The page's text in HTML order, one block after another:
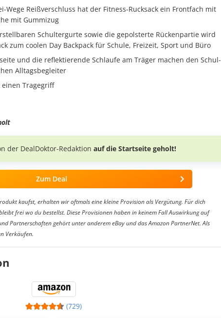
Wege Reißverschluss hat der Fitness-Rucksack ein Frontfach mit
mit Gummizug
Schultergurte sowie die gepolsterte Rückenpartie wird
zum coolen Day Backpack für Schule, Freizeit, Sport und Büro
und die reflektierende Schlaufe am Träger machen den Schul-
Alltagsbegleiter
einen Tragegriff
der DealDoktor-Redaktion auf die Startseite geholt!
Zum Deal
kaufst, erhalten wir oftmals eine kleine Provision als Vergütung. Für dich
frei wo du bestellst. Diese Provisionen haben in keinem Fall Auswirkung auf
Partnerschaften gehört unter anderem eBay und das Amazon PartnerNet. Als
Verkäufen.
(729)